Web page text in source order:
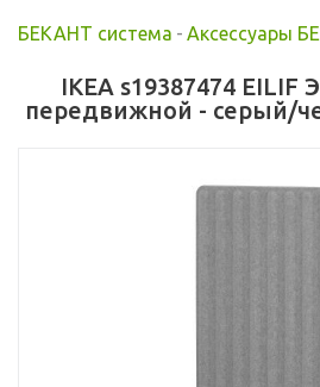
БЕКАНТ система - Аксессуары
IKEA s19387474
передвижной - серый/